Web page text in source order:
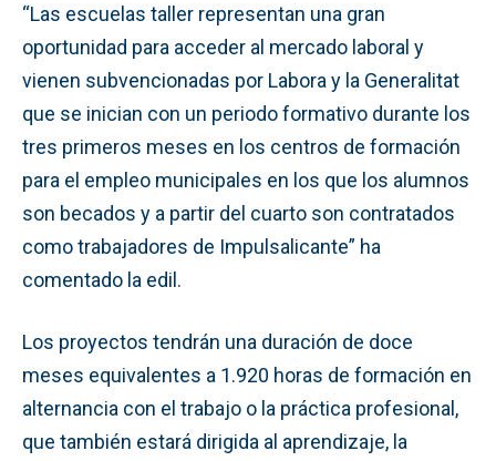
“Las escuelas taller representan una gran
oportunidad para acceder al mercado laboral y
vienen subvencionadas por Labora y la Generalitat
que se inician con un periodo formativo durante los
tres primeros meses en los centros de formación
para el empleo municipales en los que los alumnos
son becados y a partir del cuarto son contratados
como trabajadores de Impulsalicante” ha
comentado la edil.
Los proyectos tendrán una duración de doce
meses equivalentes a 1.920 horas de formación en
alternancia con el trabajo o la práctica profesional,
que también estará dirigida al aprendizaje, la